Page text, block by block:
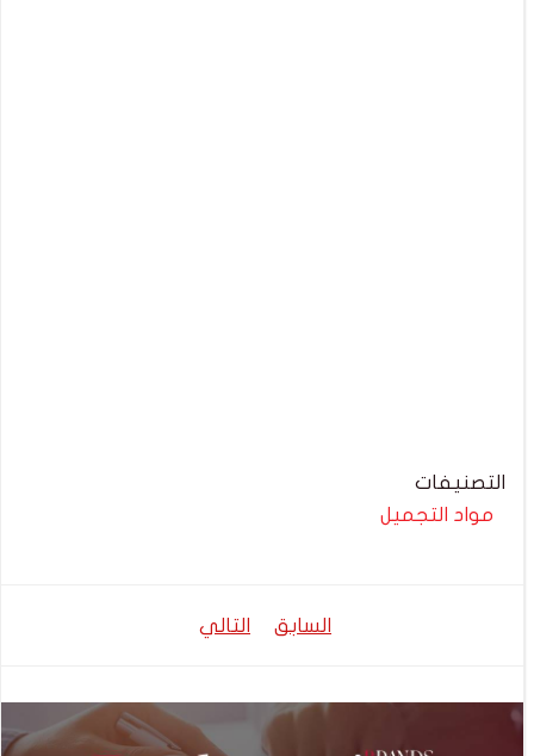
التصنيفات
مواد التجميل
السابق
تصفّح
التالي